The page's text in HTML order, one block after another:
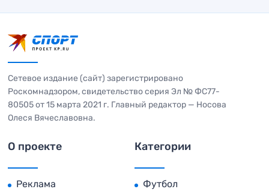
Сетевое издание (сайт) зарегистрировано
Роскомнадзором, свидетельство серия Эл № ФС77-
80505 от 15 марта 2021 г. Главный редактор — Носова
Олеся Вячеславовна.
О проекте
Реклама
Категории
Футбол